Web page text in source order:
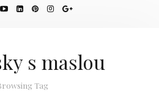
s maslou
Tag